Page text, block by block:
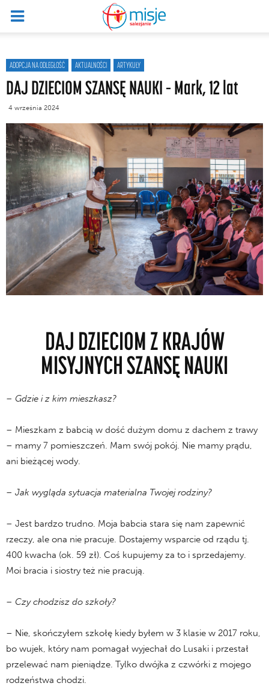
ADOPCJA NA ODLEGŁOŚĆ AKTUALNOŚCI ARTYKUŁY
DAJ DZIECIOM SZANSĘ NAUKI – Mark, 12 lat
4 września 2024
DAJ DZIECIOM Z KRAJÓW
MISYJNYCH SZANSĘ NAUKI
– Gdzie i z kim mieszkasz?
– Mieszkam z babcią w dość dużym domu z dachem z trawy
– mamy 7 pomieszczeń. Mam swój pokój. Nie mamy prądu,
ani bieżącej wody.
– Jak wygląda sytuacja materialna Twojej rodziny?
– Jest bardzo trudno. Moja babcia stara się nam zapewnić
rzeczy, ale ona nie pracuje. Dostajemy wsparcie od rządu tj.
400 kwacha (ok. 59 zł). Coś kupujemy za to i sprzedajemy.
Moi bracia i siostry też nie pracują.
– Czy chodzisz do szkoły?
– Nie, skończyłem szkołę kiedy byłem w 3 klasie w 2017 roku,
bo wujek, który nam pomagał wyjechał do Lusaki i przestał
przelewać nam pieniądze. Tylko dwójka z czwórki z mojego
rodzeństwa chodzi.